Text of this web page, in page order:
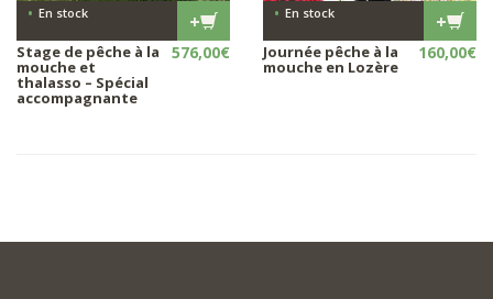
+
• En stock
576,00€
Stage de pêche à la
mouche et
thalasso – Spécial
accompagnante
+
• En stock
160,00€
Journée pêche à la
mouche en Lozère